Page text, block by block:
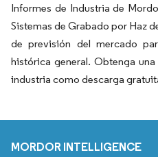
Informes de Industria de
Sistemas de Grabado por Haz
de previsión del mercado
histórica general. Obtenga
industria como descarga
MORDOR INTELLIGENCE